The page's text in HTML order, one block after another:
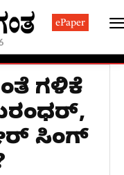
ePaper
ಗಳಿಕೆ
ಸಿಂಗ್‌